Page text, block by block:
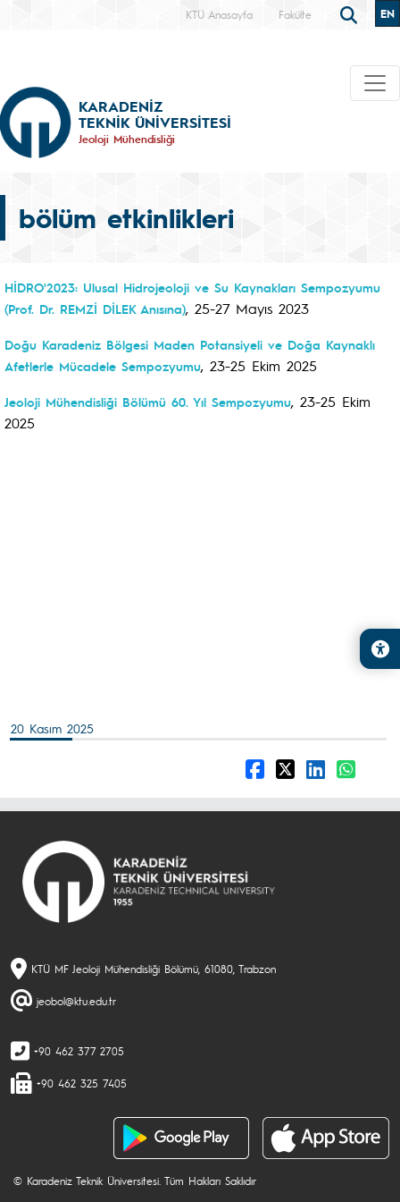
KTÜ Anasayfa Fakülte EN
KARADENİZ
TEKNİK ÜNİVERSİTESİ
Jeoloji Mühendisliği
bölüm etkinlikleri
HİDRO'2023: Ulusal Hidrojeoloji ve Su Kaynakları Sempozyumu
(Prof. Dr. REMZİ DİLEK Anısına), 25-27 Mayıs 2023
Doğu Karadeniz Bölgesi Maden Potansiyeli ve Doğa Kaynaklı
Afetlerle Mücadele Sempozyumu, 23-25 Ekim 2025
Jeoloji Mühendisliği Bölümü 60. Yıl Sempozyumu, 23-25 Ekim
2025
20 Kasım 2025
KTÜ MF Jeoloji Mühendisliği Bölümü, 61080, Trabzon
jeobol@ktu.edu.tr
+90 462 377 2705
+90 462 325 7405
© Karadeniz Teknik Üniversitesi. Tüm Hakları Saklıdır